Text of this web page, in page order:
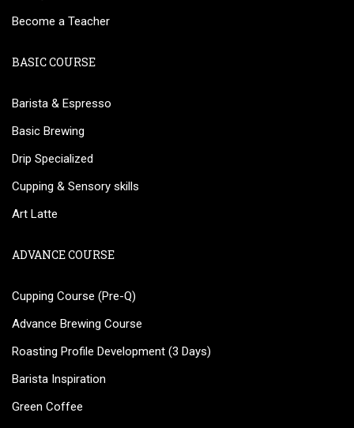
Become a Teacher
BASIC COURSE
Barista & Espresso
Basic Brewing
Drip Specialized
Cupping & Sensory skills
Art Latte
ADVANCE COURSE
Cupping Course (Pre-Q)
Advance Brewing Course
Roasting Profile Development (3 Days)
Barista Inspiration
Green Coffee